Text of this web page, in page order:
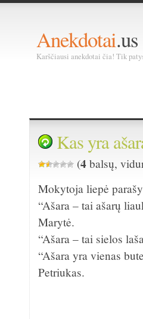
Anekdotai.us
Karščiausi anekdotai čia! Tik
Kas yra
(4 balsų,
Mokytoja liepė
“Ašara – tai ašarų
Marytė.
“Ašara – tai sielos
“Ašara yra vienas
Petriukas.